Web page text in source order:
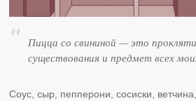
Пицца со свининой — это
существования и предмет всех
Соус, сыр, пепперони, сосиски, ветчина,